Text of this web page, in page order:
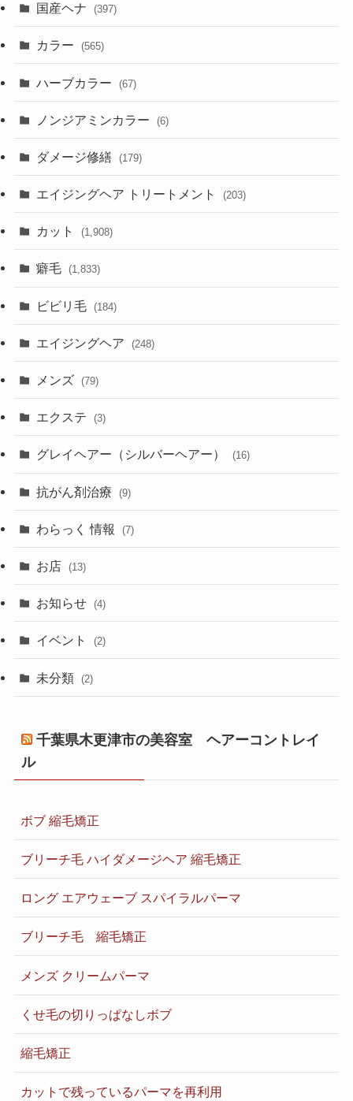
国産ヘナ (397)
カラー (565)
ハーブカラー (67)
ノンジアミンカラー (6)
ダメージ修繕 (179)
エイジングヘア トリートメント (203)
カット (1,908)
癖毛 (1,833)
ビビリ毛 (184)
エイジングヘア (248)
メンズ (79)
エクステ (3)
グレイヘアー（シルバーヘアー） (16)
抗がん剤治療 (9)
わらっく 情報 (7)
お店 (13)
お知らせ (4)
イベント (2)
未分類 (2)
千葉県木更津市の美容室 ヘアーコントレイ
ル
ボブ 縮毛矯正
ブリーチ毛 ハイダメージヘア 縮毛矯正
ロング エアウェーブ スパイラルパーマ
ブリーチ毛 縮毛矯正
メンズ クリームパーマ
くせ毛の切りっぱなしボブ
縮毛矯正
カットで残っているパーマを再利用